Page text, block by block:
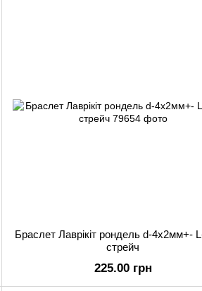
Браслет Лаврікіт рондель d-4х2мм+-
стрейч
225.00 грн